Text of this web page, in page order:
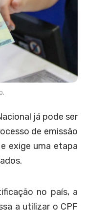
já pode ser
de emissão
exige uma etapa
no país, a
a utilizar o CPF